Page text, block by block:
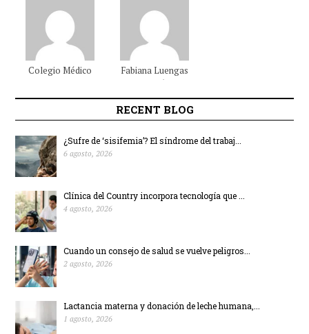
Colegio Médico
FabianaLuengas
Beltrán
RECENT BLOG
¿Sufre de ‘sisifemia’? El síndrome del trabaj...
6 agosto, 2026
Clínica del Country incorpora tecnología que ...
4 agosto, 2026
Cuando un consejo de salud se vuelve peligros...
2 agosto, 2026
Lactancia materna y donación de leche humana,...
1 agosto, 2026